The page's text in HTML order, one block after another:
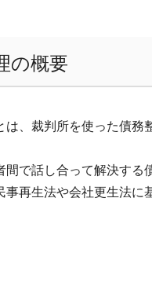
の概要
は、裁判所を使った債務
間で話し合って解決する
事再生法や会社更生法に